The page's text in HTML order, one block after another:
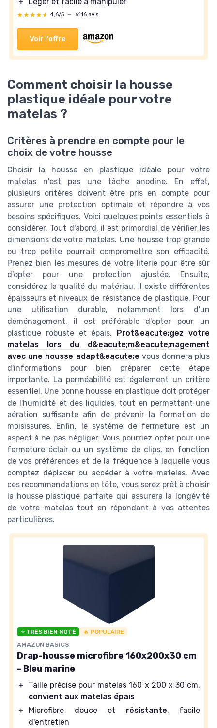
★★★★★
★★★★★ 4,6/5 — 6116 avis
Voir l'offre
Comment choisir la housse
plastique idéale pour votre
matelas ?
Critères à prendre en compte pour le
choix de votre housse
Choisir la housse en plastique idéale pour votre
matelas n'est pas une tâche anodine. En effet,
plusieurs critères doivent être pris en compte pour
assurer une protection optimale et répondre à vos
besoins spécifiques. Voici quelques points essentiels à
considérer. Tout d'abord, il est primordial de vérifier les
dimensions de votre matelas. Une housse trop grande
ou trop petite pourrait compromettre son efficacité.
Prenez bien les mesures de votre literie pour être sûr
d'opter pour une protection ajustée. Ensuite,
considérez la qualité du matériau. Il existe différentes
épaisseurs et niveaux de résistance de plastique. Pour
une utilisation durable, notamment lors d'un
déménagement, il est préférable d'opter pour un
plastique robuste et épais. Prot&eacute;gez votre
matelas lors du d&eacute;m&eacute;nagement
avec une housse adapt&eacute;e vous donnera plus
d'informations pour bien préparer cette étape
importante. La perméabilité est également un critère
essentiel. Une bonne housse en plastique doit protéger
de l'humidité et des liquides, tout en permettant une
aération suffisante afin de prévenir la formation de
moisissures. Enfin, le système de fermeture est un
aspect à ne pas négliger. Vous pourriez opter pour une
fermeture éclair ou un système de clips, en fonction
de vos préférences et de la fréquence à laquelle vous
comptez déplacer ou accéder à votre matelas. Avec
ces recommandations en tête, vous serez prêt à choisir
la housse plastique parfaite qui assurera la longévité
de votre matelas tout en répondant à vos attentes
particulières.
⭐ TRÈS BIEN NOTÉ 🔥 POPULAIRE
AMAZON BASICS
Drap-housse microfibre 160x200x30 cm
- Bleu marine
＋
Taille précise pour matelas 160 x 200 x 30 cm,
convient aux matelas épais
＋
Microfibre douce et résistante, facile
d'entretien